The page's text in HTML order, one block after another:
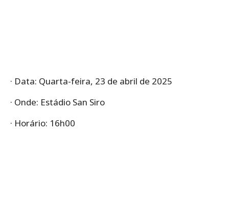
· Data: Quarta-feira, 23 de abril de 2025
· Onde: Estádio San Siro
· Horário: 16h00